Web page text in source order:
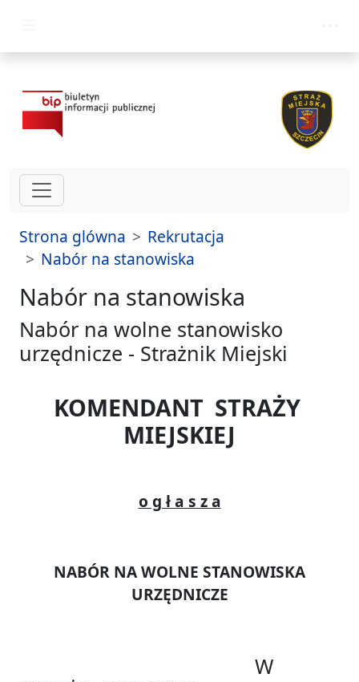
Strona glówna
Rekrutacja
Nabór na stanowiska
Nabór na stanowiska
Nabór na wolne stanowisko
urzędnicze - Strażnik Miejski
KOMENDANT STRAŻY
MIEJSKIEJ
o g ł a s z a
NABÓR NA WOLNE STANOWISKA
URZĘDNICZE
W